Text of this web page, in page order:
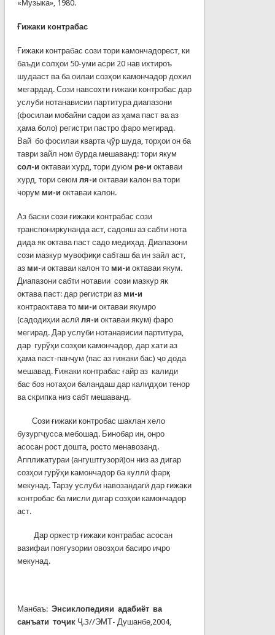
«Музыка», 1980.
Ғижаки контрабас
Ғижаки контрабас сози тори камончадорест, ки
баъди солҳои 50-уми асри 20 нав ихтироъ
шудааст ва ба оилаи созҳои камончадор дохил
мегардад. Сози навсохти ғижаки контробас дар
услуби нотанависии партитура диапазони
(фосилаи мобайни садои аз ҳама паст ва аз
ҳама боло) регистри пастро фаро мегирад.
Вай бо фосилаи кварта ҷўр шуда, торҳои он ба
таври зайл ном бурда мешаванд: тори якум
сол-и октаваи хурд, тори дуюм ре-и октаваи
хурд, тори сеюм ля-и октаваи калон ва тори
чорум ми-и октаваи калон.
Аз баски сози ғижаки контрабас сози
транспониркунанда аст, садояш аз сабти нота
дида як октава паст садо медиҳад. Диапазони
сози мазкур мувофиқи сабташ ба ин зайл аст,
аз ми-и октаваи калон то ми-и октаваи якум.
Диапазони сабти нотавии сози мазкур як
октава паст: дар регистри аз ми-и
контраоктава то ми-и октаваи якумро
(садодиҳии аслӣ ля-и октаваи якум) фаро
мегирад. Дар услуби нотанависии партитура,
дар гурўҳи созҳои камончадор, дар хати аз
ҳама паст-панҷум (пас аз ғижаки бас) ҷо дода
мешавад. Ғижаки контрабас ғайр аз калиди
бас боз нотаҳои баландаш дар калидҳои тенор
ва скрипка низ сабт мешаванд.
Сози ғижаки контробас шаклан хело
бузургҷусса мебошад. Бинобар ин, онро
асосан рост дошта, росто менавозанд.
Аппликатураи (ангуштгузорӣ)он низ аз дигар
созҳои гурўҳи камончадор ба куллӣ фарқ
мекунад. Тарзу услуби навозандагӣ дар ғижаки
контробас ба мисли дигар созҳои камончадор
аст.
Дар оркестр ғижаки контрабас асосан
вазифаи поягузории овозҳои басиро иҷро
мекунад.
Манбаъ: Энсиклопедияи адабиёт ва
санъати тоҷикҶ.3//ЭМТ- Душанбе,2004,